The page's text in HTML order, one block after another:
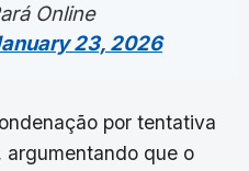
Online
23, 2026
por tentativa
que o